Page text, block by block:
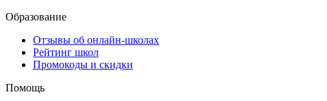
Образование
Отзывы об онлайн-школах
Рейтинг школ
Промокоды и скидки
Помощь